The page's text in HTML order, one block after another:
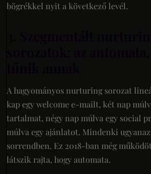
bögrékkel nyit a következő levél.
A hagyományos nurturing sorozat
kap egy welcome e-mailt, két nap
tartalmat, négy nap múlva egy social
múlva egy ajánlatot. Mindenki
sorrendben. Ez 2018-ban még
látszik rajta, hogy automata.